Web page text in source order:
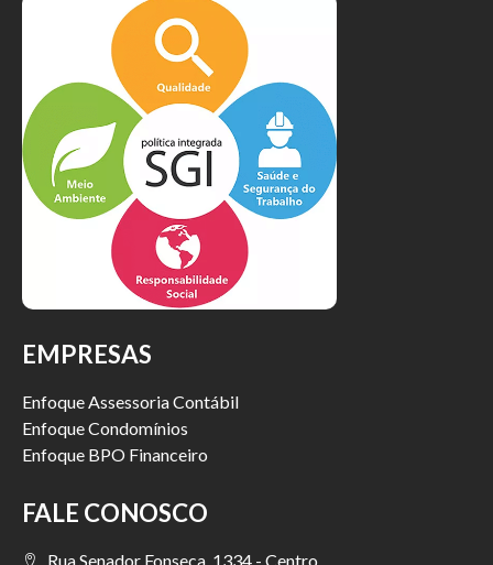
EMPRESAS
Enfoque Assessoria Contábil
Enfoque Condomínios
Enfoque BPO Financeiro
FALE CONOSCO
Rua Senador Fonseca, 1334 - Centro